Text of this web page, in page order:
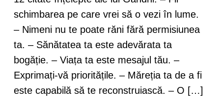
schimbarea pe care vrei să o vezi în lume.
– Nimeni nu te poate răni fără permisiunea
ta. – Sănătatea ta este adevărata ta
bogăție. – Viața ta este mesajul tău. –
Exprimați-vă prioritățile. – Măreția ta de a fi
este capabilă să te reconstruiască. – O […]